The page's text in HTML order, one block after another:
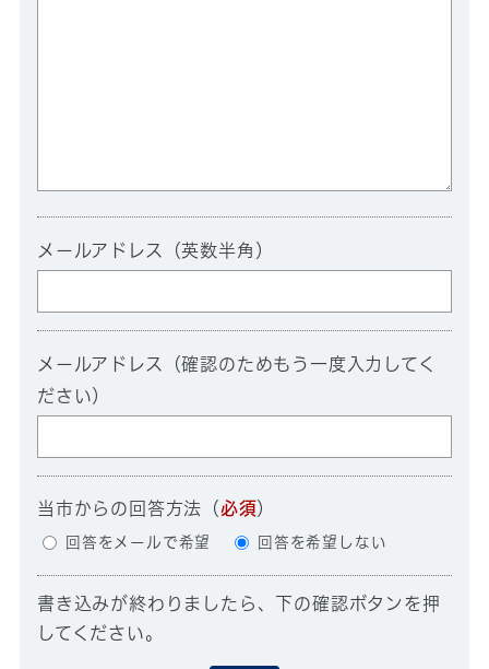
メールアドレス（英数半角）
メールアドレス（確認のためもう一度入力してく
ださい）
当市からの回答方法 （必須）
回答をメールで希望 回答を希望しない
書き込みが終わりましたら、下の確認ボタンを押
してください。